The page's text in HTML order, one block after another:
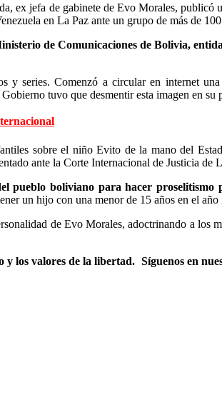
ex jefa de gabinete de Evo Morales, publicó
en La Paz ante un grupo de más de
de Comunicaciones de Bolivia,
y series. Comenzó a circular en internet
tuvo que desmentir esta imagen en
sobre el niño Evito de la mano del
ante la Corte Internacional de Justicia
pueblo boliviano para hacer proselitismo
un hijo con una menor de 15 años en el año
de Evo Morales, adoctrinando a los
y los valores de la libertad. Síguenos en